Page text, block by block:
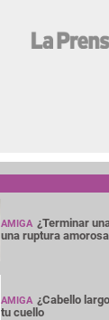
AMIGA ¿Terminar
una ruptura
AMIGA ¿Cabello
tu cuello